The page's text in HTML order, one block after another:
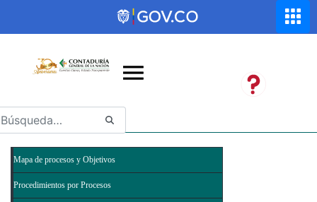
Saltar al contenido principal
Abrir menú de accesibilidad
Mapa de procesos y Objetivos
Procedimientos por Procesos